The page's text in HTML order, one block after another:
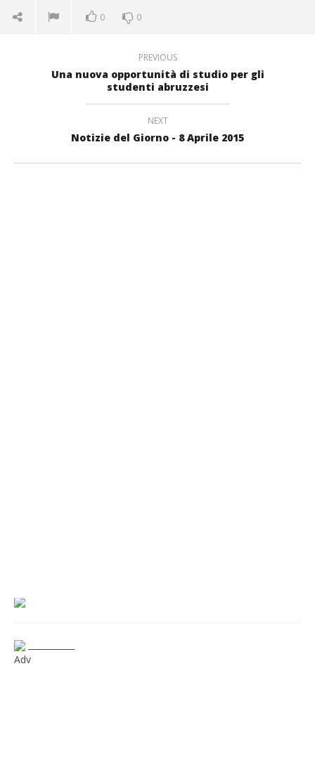
0 0
PREVIOUS
Una nuova opportunità di studio per gli
studenti abruzzesi
NEXT
Notizie del Giorno - 8 Aprile 2015
Adv